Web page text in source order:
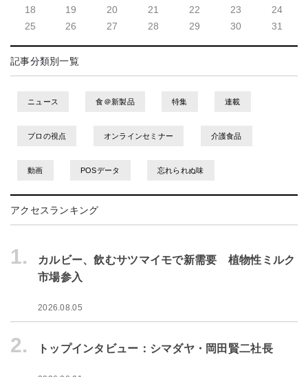
18
19 20 21 22 23
24
25
26 27 28 29 30 31
記事分類別一覧
ニュース 食＠新製品 特集 連載
プロの視点 オンラインセミナー 介護食品
動画 POSデータ 忘れられぬ味
アクセスランキング
1.
カルビー、飲むサツマイモで新需要 植物性ミルク
市場参入
2026.08.05
2. トップインタビュー：シマダヤ・岡田賢二社長